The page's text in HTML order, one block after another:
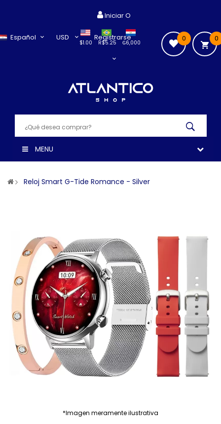
Español USD
$1.00 ₲6,000
R$5.25
Iniciar O
Registrarse 0
0
MENU
Reloj Smart G-Tide Romance - Silver
*Imagen meramente ilustrativa